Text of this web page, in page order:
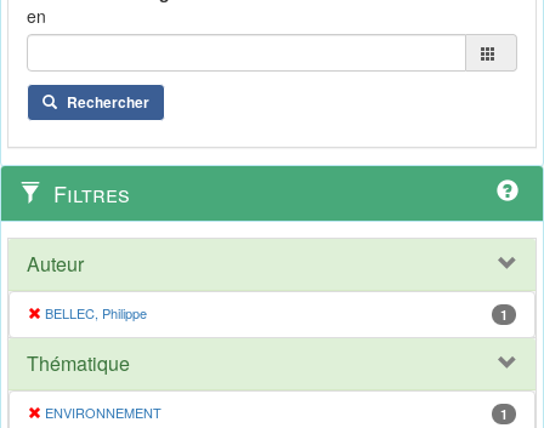
en
Rechercher
Filtres
Auteur
BELLEC, Philippe 1
Thématique
ENVIRONNEMENT 1